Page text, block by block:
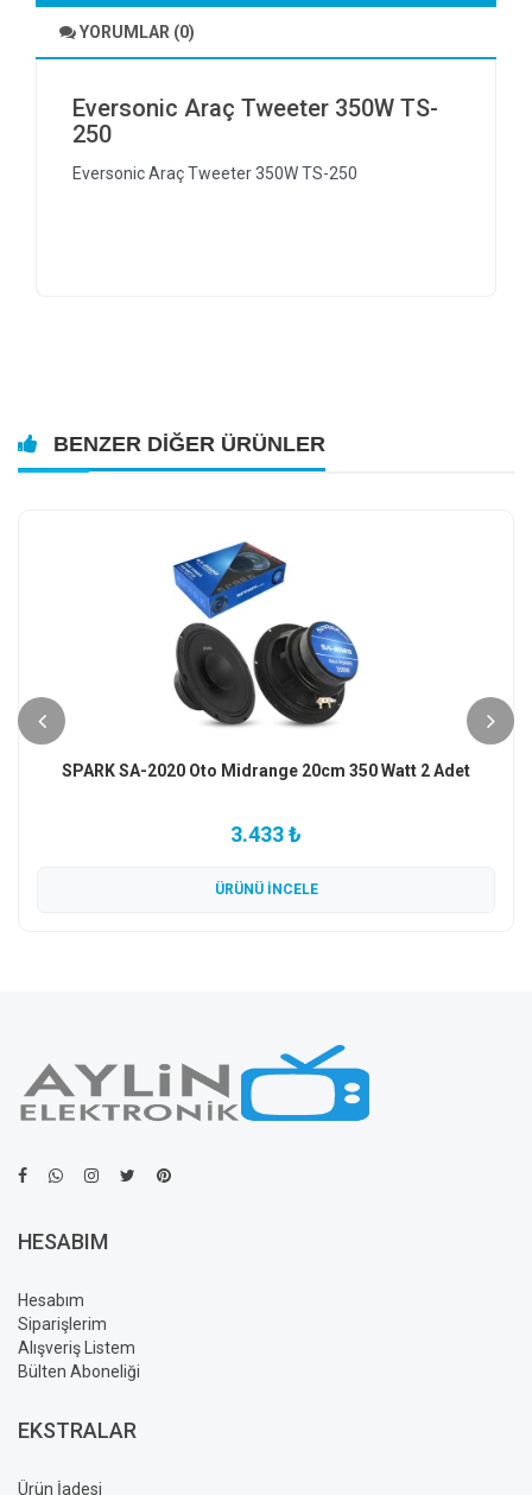
YORUMLAR (0)
Eversonic Araç Tweeter 350W TS-
250
Eversonic Araç Tweeter 350W TS-250
BENZER DIĞER ÜRÜNLER
Musway MSQ-6N Oto Hoparlör Midrange 16cm 500 Watt 2
3.603 ₺
ÜRÜNÜ İNCELE
HESABIM
Hesabım
Siparişlerim
Alışveriş Listem
Bülten Aboneliği
EKSTRALAR
Ürün İadesi